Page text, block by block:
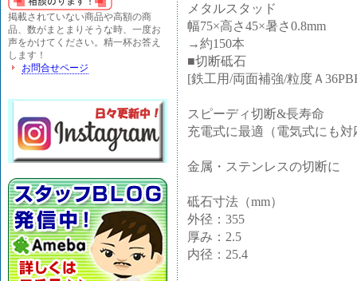
掲載されていない商品や高額の商
品、数がまとまりそうな時、一度お
声をかけてください。精一杯お答え
します！
お問合せページ
メタルスタッド
幅75×高さ45×暑さ0.8mm
→約150本
■切断砥石
[鉄工用/両面補強/粒度Ａ
スピーディ切断&長寿命
充電式に最適（電気式にも対
金属・ステンレスの切断に
砥石寸法（mm）
外径：355
厚み：2.5
内径：25.4